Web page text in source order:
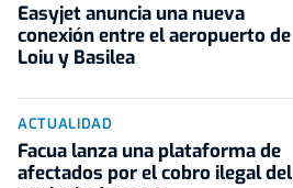
Easyjet anuncia una nueva
conexión entre el aeropuerto de
Loiu y Basilea
ACTUALIDAD
Facua lanza una plataforma de
afectados por el cobro ilegal del